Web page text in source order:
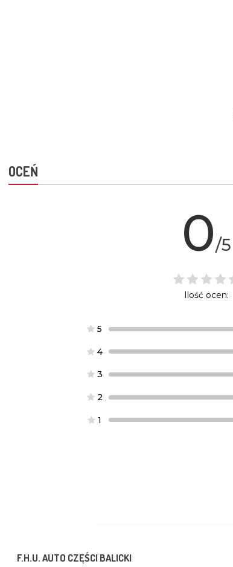
OCEŃ
0/5
Ilość ocen:
5
4
3
2
1
F.H.U. AUTO CZĘŚCI BALICKI